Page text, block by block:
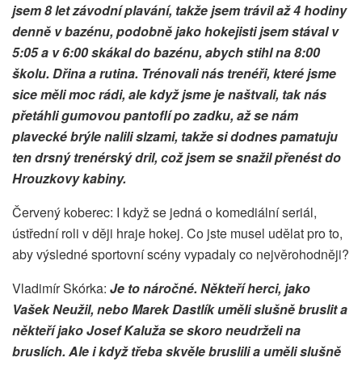
jsem 8 let závodní plavání, takže jsem trávil až 4 hodiny
denně v bazénu, podobně jako hokejisti jsem stával v
5:05 a v 6:00 skákal do bazénu, abych stihl na 8:00
školu. Dřina a rutina. Trénovali nás trenéři, které jsme
sice měli moc rádi, ale když jsme je naštvali, tak nás
přetáhli gumovou pantoflí po zadku, až se nám
plavecké brýle nalili slzami, takže si dodnes pamatuju
ten drsný trenérský dril, což jsem se snažil přenést do
Hrouzkovy kabiny.
Červený koberec: I když se jedná o komediální seriál,
ústřední roli v ději hraje hokej. Co jste musel udělat pro to,
aby výsledné sportovní scény vypadaly co nejvěrohodněji?
Vladimír Skórka: Je to náročné. Někteří herci, jako
Vašek Neužil, nebo Marek Dastlík uměli slušně bruslit a
někteří jako Josef Kaluža se skoro neudrželi na
bruslích. Ale i když třeba skvěle bruslili a uměli slušně